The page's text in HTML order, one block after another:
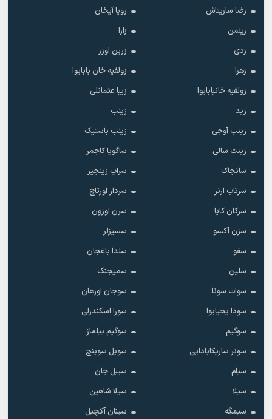
رضا ساریتاش
رویا آیخان
رینمن
زارا
زدی
زرین اوزر
زهرا
زولفیه خان بابایوا
زولفیه خانبابایوا
زیبا عثمانلی
زید
زینب
زینب آوجی
زینب باستیک
زینت سالی
ساگوپا کاجمر
سانجاک
سراپ زینجیر
سرتاب ارنر
سردار اورتاچ
سرکان کایا
سرن اوزون
سزن آکسو
سسیزلر
سفو
سلدا باغجان
سلین
سمیجنک
سوات سونا
سوجان اورهان
سودا یحیایوا
سورا اسکندرلی
سوگیم
سوگیم ییلماز
سونر ساریکابادایی
سویل سوینچ
سیام
سیبل جان
سیلا
سیلا شاهین
سیمگه
سینان آکچیل